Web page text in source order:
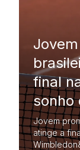
final
sonho
Jovem
atinge a